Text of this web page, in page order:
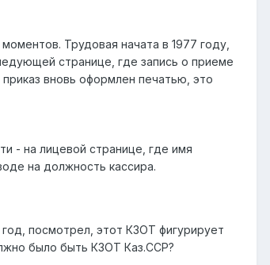
Трудовая начата в 1977 году,
странице, где запись о приеме
вновь оформлен печатью, это
- на лицевой странице, где имя
на должность кассира.
посмотрел, этот КЗОТ фигурирует
было быть КЗОТ Каз.ССР?